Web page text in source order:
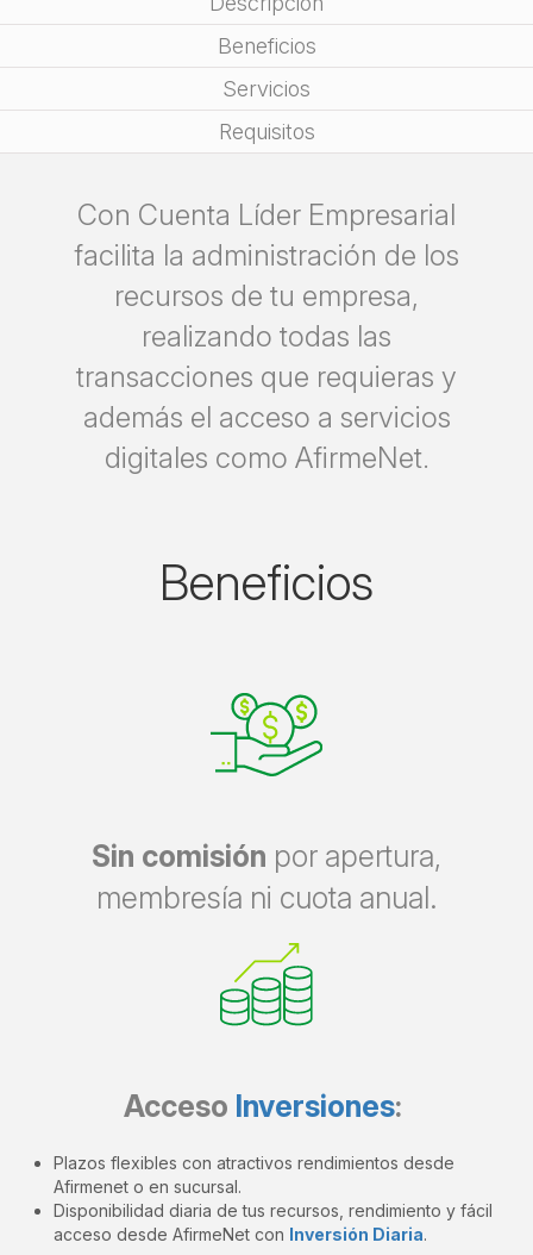
Beneficios
Servicios
Requisitos
Con Cuenta Líder Empresarial
facilita la administración de los
recursos de tu empresa,
realizando todas las
transacciones que requieras y
además el acceso a servicios
digitales como AfirmeNet.
Beneficios
Sin comisión por apertura,
membresía ni cuota anual.
Acceso Inversiones:
Plazos flexibles con atractivos rendimientos desde
Afirmenet o en sucursal.
Disponibilidad diaria de tus recursos, rendimiento y fácil
acceso desde AfirmeNet con Inversión Diaria.